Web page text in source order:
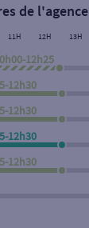
ou
de l'agence
11H 12H 13H
12h25
12h30
12h30
12h30
12h30